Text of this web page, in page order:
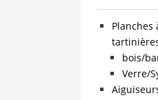
Planches
bois/
Verre/